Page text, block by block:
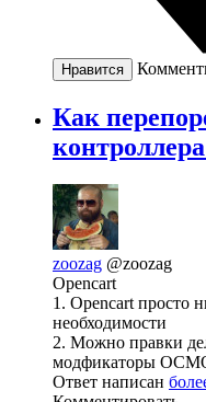
Нравится
Как
zoozag @zoozag
Opencart
1. Opencart просто
необходимости
2. Можно правки
модфикаторы
Ответ написан